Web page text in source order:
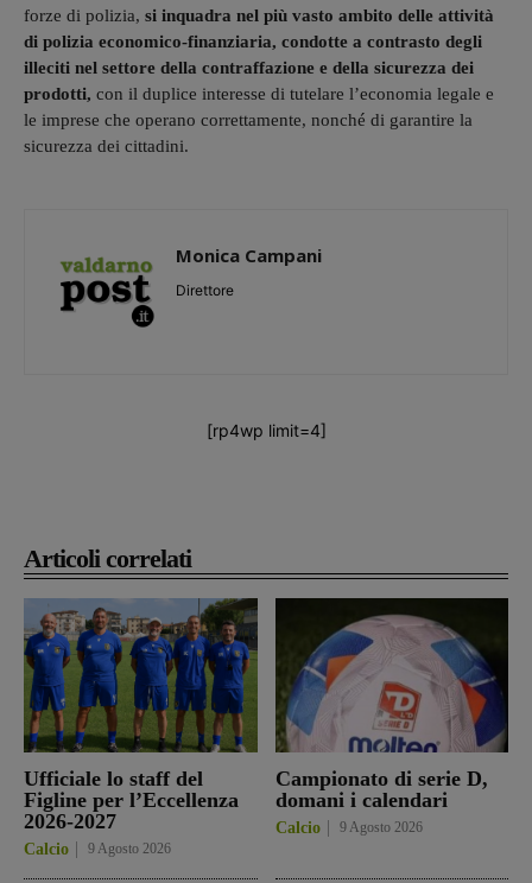
Articoli correlati
Ufficiale lo staff del
Figline per l’Eccellenza
2026-2027
Calcio 9 Agosto 2026
Campionato di serie D,
domani i calendari
Calcio 9 Agosto 2026
forze di polizia, si inquadra nel più vasto ambito delle attività
di polizia economico-finanziaria, condotte a contrasto degli
illeciti nel settore della contraffazione e della sicurezza dei
prodotti, con il duplice interesse di tutelare l’economia legale e
le imprese che operano correttamente, nonché di garantire la
sicurezza dei cittadini.
Monica Campani
Direttore
[rp4wp limit=4]